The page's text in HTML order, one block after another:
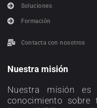
Soluciones
Formación
Contacta con nosotros
Nuestra misión
Nuestra misión es
conocimiento sobre